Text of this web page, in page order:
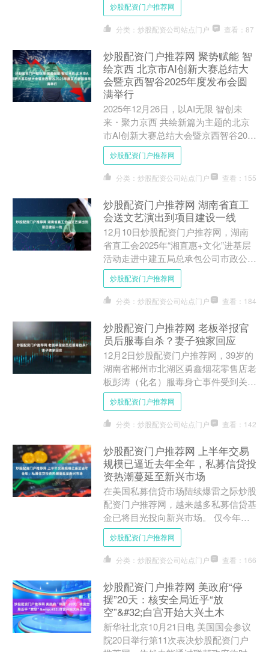
not....
炒股配资门户推荐网
分类：炒股配资公司站点门户 查看：87
炒股配资门户推荐网 聚势赋能 智
绘京西 北京市AI创新大赛总结大
会暨京西智谷2025年度发布会圆
满举行
2025年12月26日，以AI无限 智创未
来・聚力京西 共绘新篇为主题的北京
市AI创新大赛总结大会暨京西智谷2025
年度发布会在中关村门头沟园成功举
办。活动由北....
炒股配资门户推荐网
分类：炒股配资公司站点门户 查看：155
炒股配资门户推荐网 湖南省直工
会送文艺演出到项目建设一线
12月10日炒股配资门户推荐网，湖南
省直工会2025年“湘直惠+文化”进基层
活动走进中建五局总承包公司市政公司
长沙高铁西站产业新城一期工程PPP项
目现场，150....
炒股配资门户推荐网
分类：炒股配资公司站点门户 查看：184
炒股配资门户推荐网 老板举报官
员后服毒自杀？妻子独家回应
12月2日炒股配资门户推荐网，39岁的
湖南省郴州市北湖区勇鑫烟花零售店老
板彭涛（化名）服毒身亡事件受到关
注。 此前，有媒体援引知情人信息报
道称，彭因销售许可证办....
炒股配资门户推荐网
分类：炒股配资公司站点门户 查看：142
炒股配资门户推荐网 上半年交易
规模已逼近去年全年，私募信贷投
资热潮蔓延至新兴市场
在美国私募信贷市场陆续爆雷之际炒股
配资门户推荐网，越来越多私募信贷基
金已将目光投向新兴市场。 仅今年上
半年，新兴市场私募信贷基金相关交易
规模就已逼近去年全年。市....
炒股配资门户推荐网
分类：炒股配资公司站点门户 查看：166
炒股配资门户推荐网 美政府“停
摆”20天：核安全局近乎“放
空”&#32;白宫开始大兴土木
新华社北京10月21日电 美国国会参议
院20日举行第11次表决炒股配资门户